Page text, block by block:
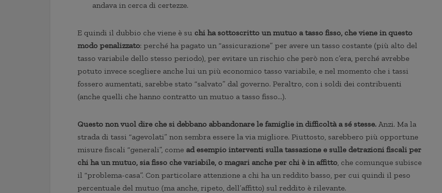
andava in cerca di certezze.
E quindi il dubbio che viene è su chi ha sottoscritto un mutuo a tasso fisso, che viene in questo
modo penalizzato: perché ha pagato un “assicurazione” per avere un tasso costante (più alto del
tasso variabile dello stesso periodo), per evitare un rischio che però non c’era, perché avrebbe
potuto invece scegliere anche lui un più economico tasso variabile, e nel momento che i tassi
fossero aumentati, sarebbe stato “salvato” dal governo. Peraltro, con i soldi dei contribuenti
(anche quelli che hanno contratto un mutuo a tasso fisso…).
Questo non vuol dire che si debbano abbandonare le famiglie in difficoltà a sé stesse. Anzi. Ma la
strada di tassi “agevolati” non sembra essere la via migliore. Piuttosto, sarebbero più opportune
misure fiscali “generali”, come ad esempio interventi sulla tassazione e sulle detrazioni fiscali per
chi ha un mutuo, sia fisso che variabile, o magari anche per chi è in affitto, che comunque subisce
il “problema-casa”. Con particolare attenzione a chi ha un reddito basso, per cui quindi il peso
percentuale del mutuo (ma anche, ripeto, dell’affitto) sul reddito è rilevante.